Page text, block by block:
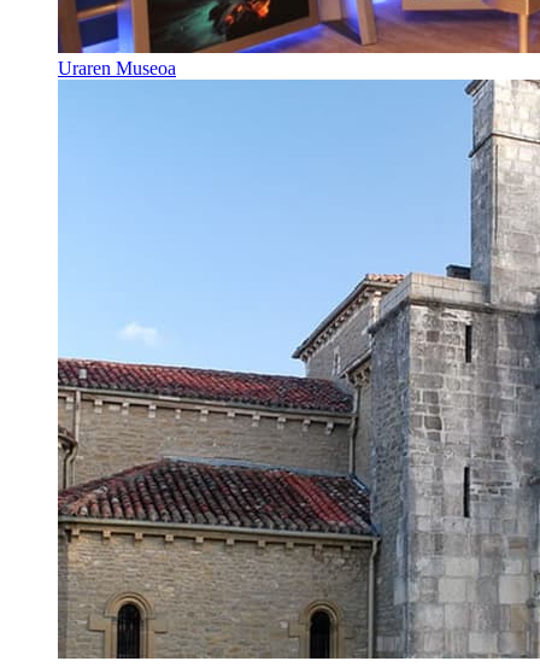
Uraren Museoa